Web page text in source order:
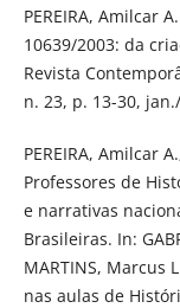
PEREIRA, Amilcar
10639/2003: da
Revista
n. 23, p. 13-30,
PEREIRA, Amilcar
Professores de
e narrativas
Brasileiras. In:
MARTINS, Marcus
nas aulas de